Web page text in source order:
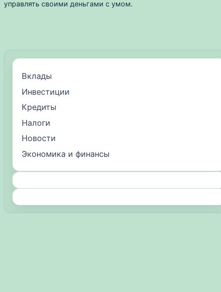
управлять своими деньгами с умом.
Вклады
Инвестиции
Кредиты
Налоги
Новости
Экономика и финансы